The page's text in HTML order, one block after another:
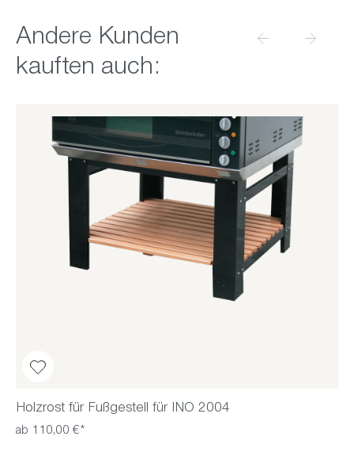
Produktgalerie überspringen
Andere Kunden
kauften auch:
Holzrost für Fußgestell für INO 2004
ab 110,00 €*